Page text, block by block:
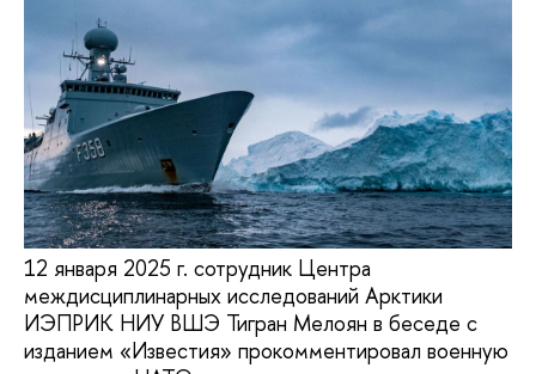
12 января 2025 г. сотрудник Центра
междисциплинарных исследований Арктики
ИЭПРИК НИУ ВШЭ Тигран Мелоян в беседе с
изданием «Известия» прокомментировал военную